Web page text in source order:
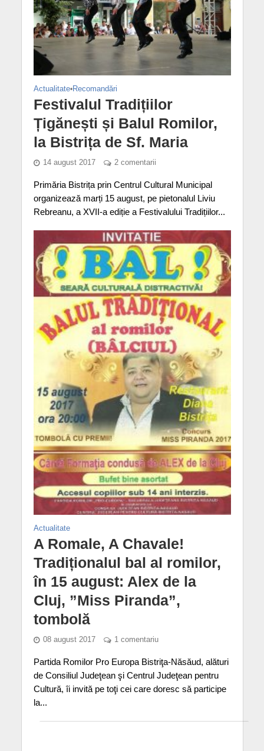
Actualitate•Recomandări
Festivalul Tradițiilor
Țigănești și Balul Romilor,
la Bistrița de Sf. Maria
14 august 2017 2 comentarii
Primăria Bistrița prin Centrul Cultural Municipal
organizează marți 15 august, pe pietonalul Liviu
Rebreanu, a XVII-a ediție a Festivalului Tradițiilor...
Actualitate
A Romale, A Chavale!
Tradiționalul bal al romilor,
în 15 august: Alex de la
Cluj, ”Miss Piranda”,
tombolă
08 august 2017 1 comentariu
Partida Romilor Pro Europa Bistriţa-Năsăud, alături
de Consiliul Judeţean şi Centrul Judeţean pentru
Cultură, îi invită pe toţi cei care doresc să participe
la...